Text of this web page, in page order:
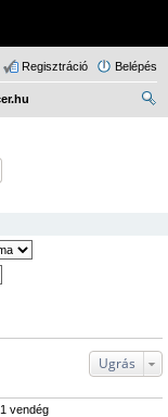
Belépés
Regisztráció
Ugrás
vendég